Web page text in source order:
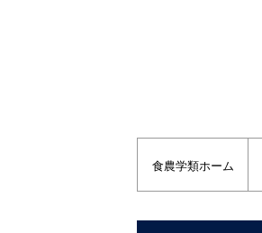
食農学類ホーム